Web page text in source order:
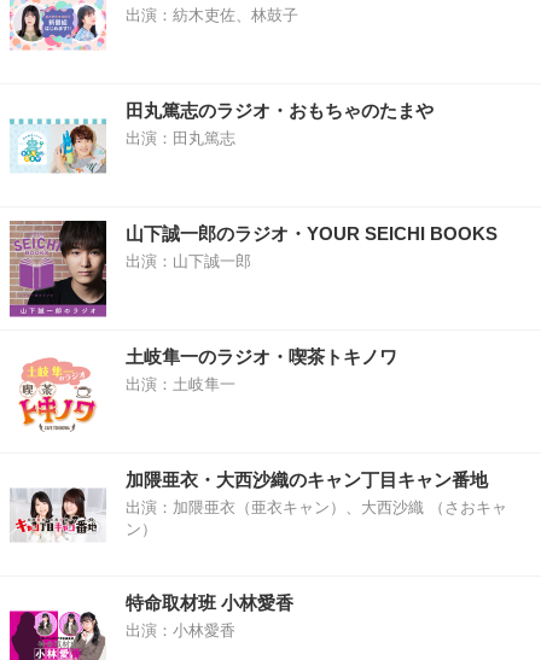
出演：紡木吏佐、林鼓子
田丸篤志のラジオ・おもちゃのたまや
出演：田丸篤志
山下誠一郎のラジオ・YOUR SEICHI BOOKS
出演：山下誠一郎
土岐隼一のラジオ・喫茶トキノワ
出演：土岐隼一
加隈亜衣・大西沙織のキャン丁目キャン番地
出演：加隈亜衣（亜衣キャン）、大西沙織 （さおキャ
ン）
特命取材班 小林愛香
出演：小林愛香